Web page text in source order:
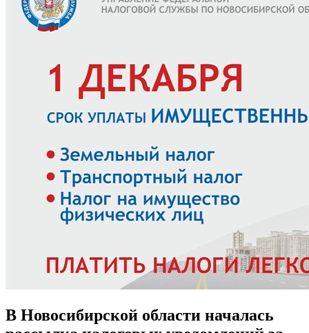
В Новосибирской области началась